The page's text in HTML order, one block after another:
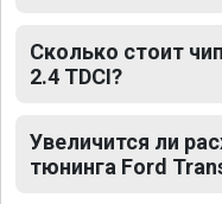
Сколько стоит
2.4 TDCI?
Увеличится ли
тюнинга Ford